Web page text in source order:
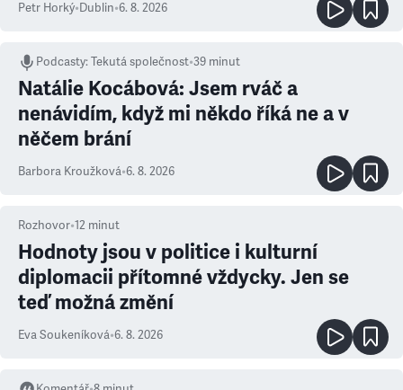
Petr Horký•Dublin•6. 8. 2026
Podcasty:Tekutá společnost•39 minut
Natálie Kocábová: Jsem rváč a
nenávidím, když mi někdo říká ne a v
něčem brání
Barbora Kroužková•6. 8. 2026
Rozhovor•12 minut
Hodnoty jsou v politice i kulturní
diplomacii přítomné vždycky. Jen se
teď možná změní
Eva Soukeníková•6. 8. 2026